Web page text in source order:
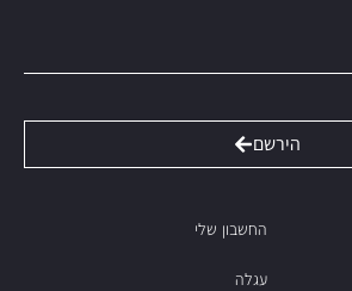
הירשם
החשבון שלי
עגלה